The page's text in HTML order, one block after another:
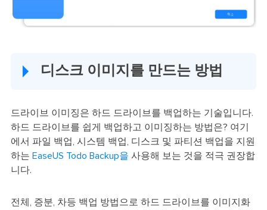
디스크 이미지를 만드는 방법
드라이브 이미징은 하드 드라이브를 백업하는 기술입니다.
하드 드라이브를 쉽게 백업하고 이미징하는 방법은? 여기
에서 파일 백업, 시스템 백업, 디스크 및 파티션 백업을 지원
하는 EaseUS Todo Backup을 사용해 보는 것을 적극 권장합
니다.
전체, 증분, 차등 백업 방법으로 하드 드라이브를 이미지화